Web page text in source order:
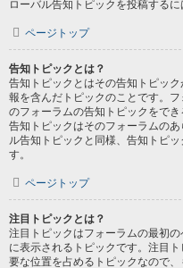
ローバル告知トピックを投稿する
ページトップ
告知トピックとは？
告知トピックとはその告知トピッ
報を含んだトピックのことです。
のフォーラムの告知トピックをで
告知トピックはそのフォーラムの
ル告知トピックと同様、告知トピ
す。
ページトップ
注目トピックとは？
注目トピックはフォーラムの最初
に表示されるトピックです。注目
要な位置を占めるトピックなので